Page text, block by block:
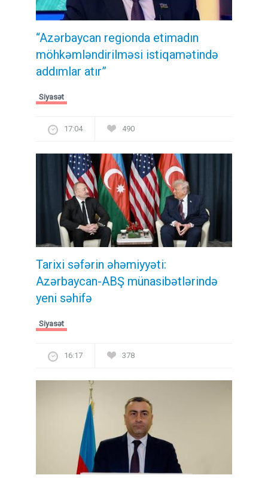
“Azərbaycan regionda etimadın
möhkəmləndirilməsi istiqamətində
addımlar atır”
Siyasət
17:04 490
Tarixi səfərin əhəmiyyəti:
Azərbaycan-ABŞ münasibətlərində
yeni səhifə
Siyasət
16:17 378